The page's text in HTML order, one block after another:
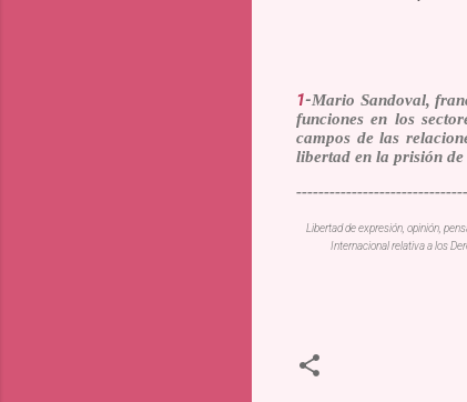
1-Mario Sandoval,
funciones en los
campos de las
libertad en la prisión
Libertad de expresión, opinión,
Internacional relativa a los